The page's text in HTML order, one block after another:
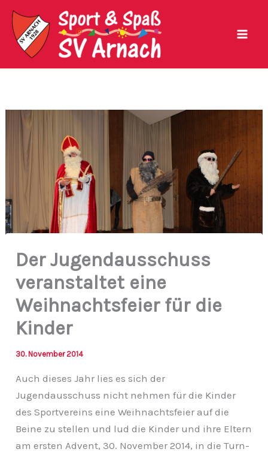
Zum
Inhalt
springen
Der Jugendausschuss
veranstaltet eine
Weihnachtsfeier für die
Kinder
30. November 2014
Auch dieses Jahr lies es sich der
Jugendausschuss nicht nehmen für die Kinder
des Sportvereins eine Weihnachtsfeier auf die
Beine zu stellen und lud die Kinder und ihre Eltern
am ersten Advent, 30. November 2014, in die Turn-